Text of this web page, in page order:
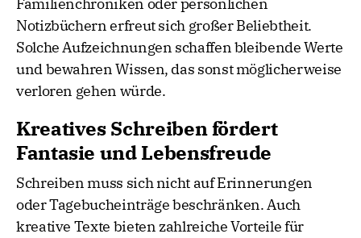
Familienchroniken oder persönlichen
Notizbüchern erfreut sich großer Beliebtheit.
Solche Aufzeichnungen schaffen bleibende Werte
und bewahren Wissen, das sonst möglicherweise
verloren gehen würde.
Kreatives Schreiben fördert
Fantasie und Lebensfreude
Schreiben muss sich nicht auf Erinnerungen
oder Tagebucheinträge beschränken. Auch
kreative Texte bieten zahlreiche Vorteile für